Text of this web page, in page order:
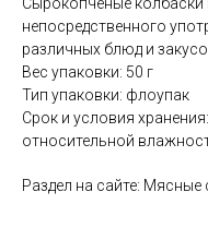
непосредственного
различных блюд и
Вес упаковки: 50 г
Тип упаковки: флоупак
Срок и условия
относительной
Раздел на сайте: Мясные